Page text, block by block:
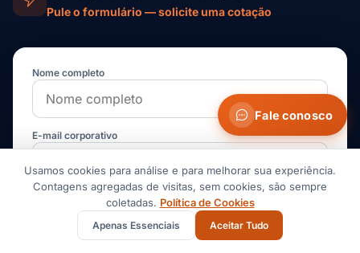
Pule o formulário — solicite uma cotação
Nome completo
E-mail corporativo
Fale conosco
Usamos cookies para análise e para melhorar sua experiência.
Contagens agregadas de visitas, sem cookies, são sempre
coletadas. Política de Cookies
Apenas Essenciais Aceitar Tudo